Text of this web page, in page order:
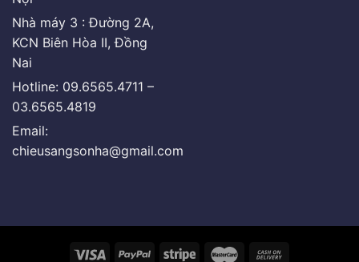
Nhà máy 3 : Đường 2A,
KCN Biên Hòa II, Đồng
Nai
Hotline: 09.6565.4711 –
03.6565.4819
Email:
chieusangsonha@gmail.com